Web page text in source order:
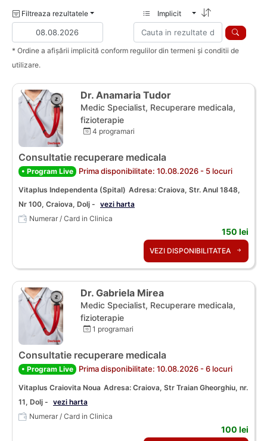
Filtreaza rezultatele Implicit
* Ordine a afișării implicită conform regulilor din termeni și conditii de
utilizare.
Dr. Anamaria Tudor
Medic Specialist, Recuperare medicala,
fizioterapie
4 programari
Consultatie recuperare medicala
• Program Live Prima disponibilitate: 10.08.2026 - 5 locuri
Vitaplus Independenta (Spital) Adresa: Craiova, Str. Anul 1848,
Nr 100, Craiova, Dolj - vezi harta
Numerar / Card in Clinica
150 lei
VEZI DISPONIBILITATEA
Dr. Gabriela Mirea
Medic Specialist, Recuperare medicala,
fizioterapie
1 programari
Consultatie recuperare medicala
• Program Live Prima disponibilitate: 10.08.2026 - 6 locuri
Vitaplus Craiovita Noua Adresa: Craiova, Str Traian Gheorghiu, nr.
11, Dolj - vezi harta
Numerar / Card in Clinica
100 lei